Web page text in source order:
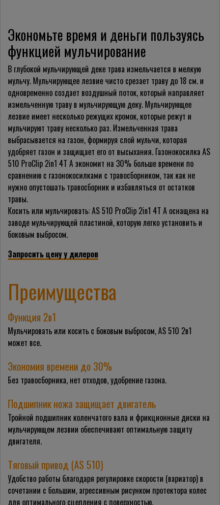
Экономьте время и деньги пользуясь
функцией мульчирование
В глубокой мульчирующей деке трава измельчается в мелкую
мульчу. Мульчирующее лезвие чисто срезает траву до 18 см. и
одновременно создает воздушный поток, который направляет
измельченную траву в мульчирующую деку. Мульчирующее
лезвие имеет несколько режущих кромок, которые режут и
мульчируют траву несколько раз. Измельченная трава
выбрасывается на газон, формируя слой мульчи, которая
удобряет газон и защищает его от высыхания. Газонокосилка AS
510 ProClip 2in1 4T A экономит на 30% больше времени по
сравнению с газонокосилками с травосборником, так как не
нужно опустошать травосборник и избавляться от остатков
травы.
Косить или мульчировать: AS 510 ProClip 2in1 4T A оснащена на
заводе мульчирующей пластиной, которую легко установить и
боковым выбросом.
Запросить цену у дилеров
Преимущества
Функция 2в1
Мульчировать или косить с боковым выбросом, AS 510 2в1
может все.
Экономия времени до 30%
Без травосборника, нет отходов, удобрение газона.
Подшипник ножа защищает двигатель
Тройной подшипник коленчатого вала и фрикционные диски на
мульчирующем лезвии обеспечивают оптимальную защиту
двигателя.
Тяговый привод (AS 510)
Удобство работы благодаря регулировке скорости (вариатор) в
сочетании с большим, агрессивным рисунком протектора колес
для оптимального сцепления с поверхностью.